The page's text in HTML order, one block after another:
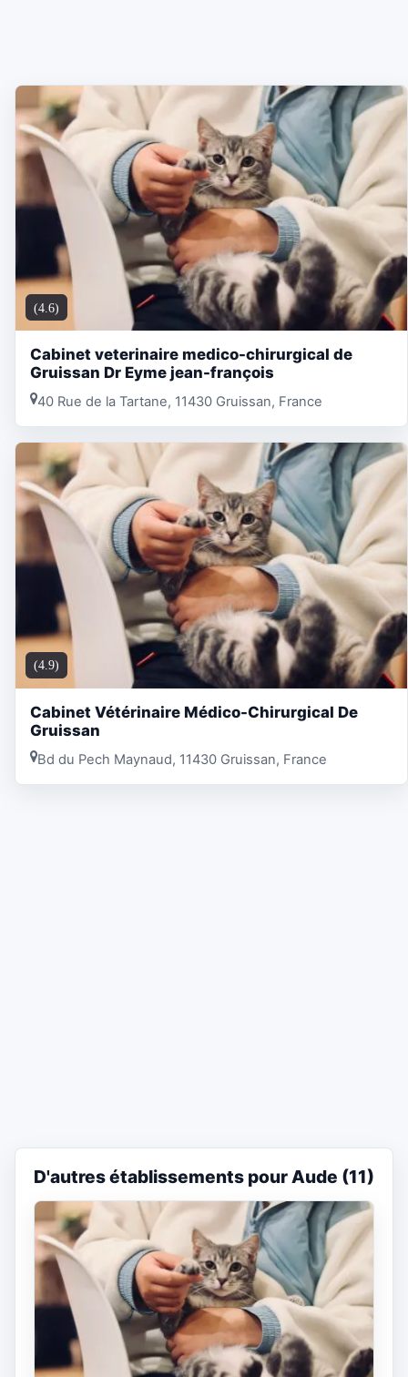
(4.6)
Cabinet veterinaire medico-chirurgical de
Gruissan Dr Eyme jean-françois
40 Rue de la Tartane, 11430 Gruissan, France
(4.9)
Cabinet Vétérinaire Médico-Chirurgical De
Gruissan
Bd du Pech Maynaud, 11430 Gruissan, France
D'autres établissements pour Aude (11)